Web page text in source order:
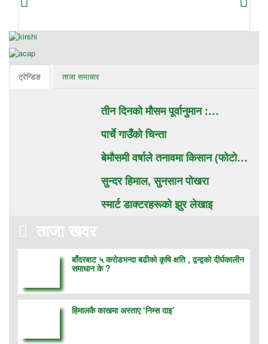
ट्रेन्डिङ ताजा समाचार
तीन दिनको मौसम पूर्वानुमान :…
पार्चे गाउँको चिन्ता
बेमौसमी वर्षाले तनावमा किसान (फाेटाे…
सुन्दर हिमाल, सुनसान पाेखरा
स्मार्ट डाक्टरहरूको झुर लेखाइ
ताजा खवर
बाँदरबाट ५ करोडभन्दा बढीको कृषि क्षति , द्वन्द्वको दीर्घकालीन
समाधान के ?
हिमालकै काखमा अस्ताए ‘निम्स दाइ’